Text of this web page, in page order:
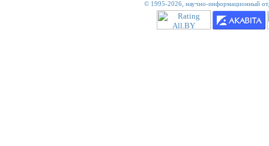
© 1995-2026, научно-информационный